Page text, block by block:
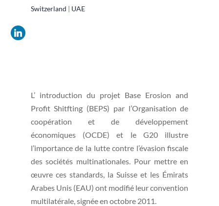
Switzerland | UAE
L’ introduction du projet Base Erosion and
Profit Shitfting (BEPS) par l’Organisation de
coopération et de développement
économiques (OCDE) et le G20 illustre
l’importance de la lutte contre l’évasion fiscale
des sociétés multinationales. Pour mettre en
œuvre ces standards, la Suisse et les Émirats
Arabes Unis (EAU) ont modifié leur convention
multilatérale, signée en octobre 2011.